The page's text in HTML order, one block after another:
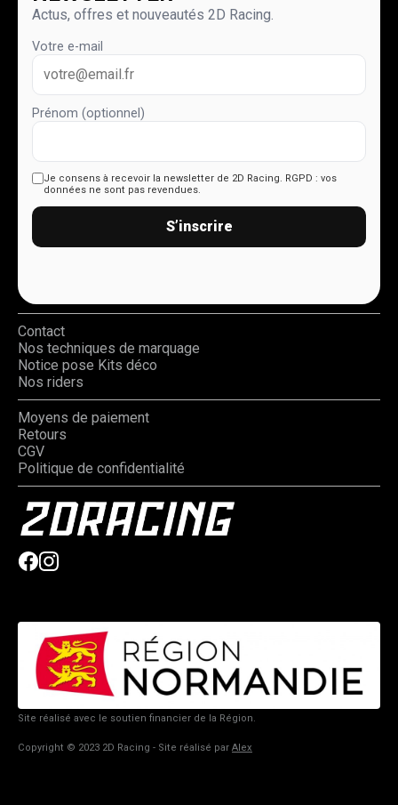
Actus, offres et nouveautés 2D Racing.
Votre e-mail
Prénom (optionnel)
Je consens à recevoir la newsletter de 2D Racing. RGPD : vos
données ne sont pas revendues.
S’inscrire
Contact
Nos techniques de marquage
Notice pose Kits déco
Nos riders
Moyens de paiement
Retours
CGV
Politique de confidentialité
Site réalisé avec le soutien financier de la Région.
Copyright © 2023 2D Racing - Site réalisé par Alex